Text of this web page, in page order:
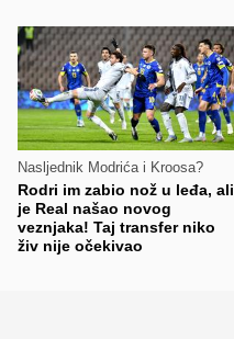
Nasljednik Modrića i Kroosa?
Rodri im zabio nož u leđa, ali
je Real našao novog
veznjaka! Taj transfer niko
živ nije očekivao